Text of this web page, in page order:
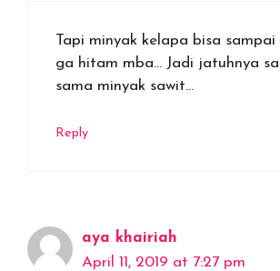
Tapi minyak kelapa bisa
ga hitam mba… Jadi jatuhnya
sama minyak sawit…
Reply
aya khairiah
April 11, 2019 at 7:27 pm